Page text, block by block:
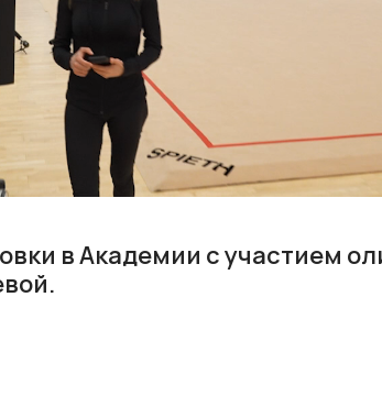
Video
в Академии с участием